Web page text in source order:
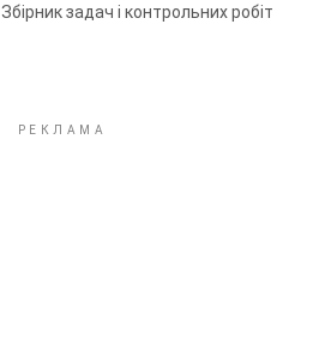
Збірник задач і контрольних робіт